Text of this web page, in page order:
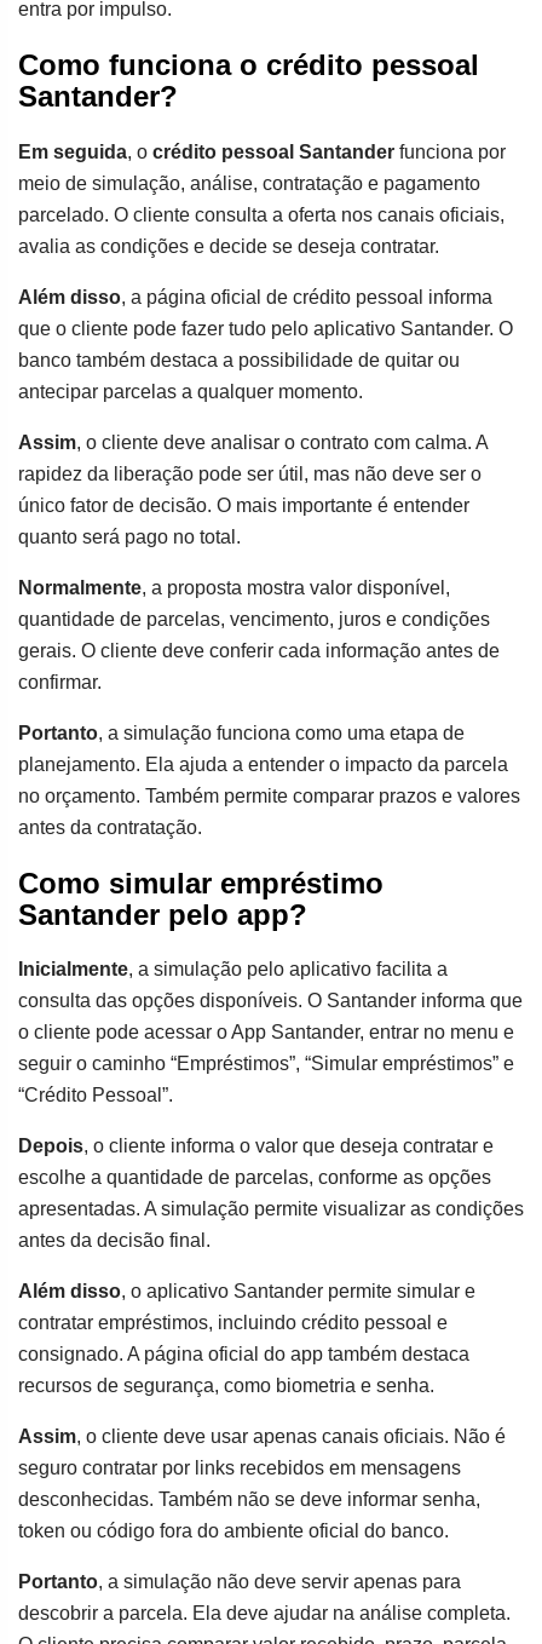
entra por impulso.
Como funciona o crédito pessoal
Santander?
Em seguida, o crédito pessoal Santander funciona por
meio de simulação, análise, contratação e pagamento
parcelado. O cliente consulta a oferta nos canais oficiais,
avalia as condições e decide se deseja contratar.
Além disso, a página oficial de crédito pessoal informa
que o cliente pode fazer tudo pelo aplicativo Santander. O
banco também destaca a possibilidade de quitar ou
antecipar parcelas a qualquer momento.
Assim, o cliente deve analisar o contrato com calma. A
rapidez da liberação pode ser útil, mas não deve ser o
único fator de decisão. O mais importante é entender
quanto será pago no total.
Normalmente, a proposta mostra valor disponível,
quantidade de parcelas, vencimento, juros e condições
gerais. O cliente deve conferir cada informação antes de
confirmar.
Portanto, a simulação funciona como uma etapa de
planejamento. Ela ajuda a entender o impacto da parcela
no orçamento. Também permite comparar prazos e valores
antes da contratação.
Como simular empréstimo
Santander pelo app?
Inicialmente, a simulação pelo aplicativo facilita a
consulta das opções disponíveis. O Santander informa que
o cliente pode acessar o App Santander, entrar no menu e
seguir o caminho “Empréstimos”, “Simular empréstimos” e
“Crédito Pessoal”.
Depois, o cliente informa o valor que deseja contratar e
escolhe a quantidade de parcelas, conforme as opções
apresentadas. A simulação permite visualizar as condições
antes da decisão final.
Além disso, o aplicativo Santander permite simular e
contratar empréstimos, incluindo crédito pessoal e
consignado. A página oficial do app também destaca
recursos de segurança, como biometria e senha.
Assim, o cliente deve usar apenas canais oficiais. Não é
seguro contratar por links recebidos em mensagens
desconhecidas. Também não se deve informar senha,
token ou código fora do ambiente oficial do banco.
Portanto, a simulação não deve servir apenas para
descobrir a parcela. Ela deve ajudar na análise completa.